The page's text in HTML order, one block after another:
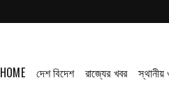
HOME দেশ বিদেশ রাজ্যের খবর